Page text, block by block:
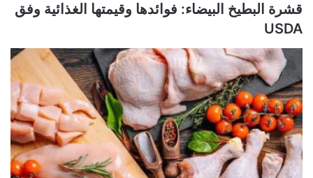
قشرة البطيخ البيضاء: فوائدها وقيمتها الغذائية وفق
USDA